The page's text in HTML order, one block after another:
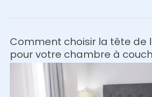
de
décoration
Comment choisir la tête de
pour votre chambre à